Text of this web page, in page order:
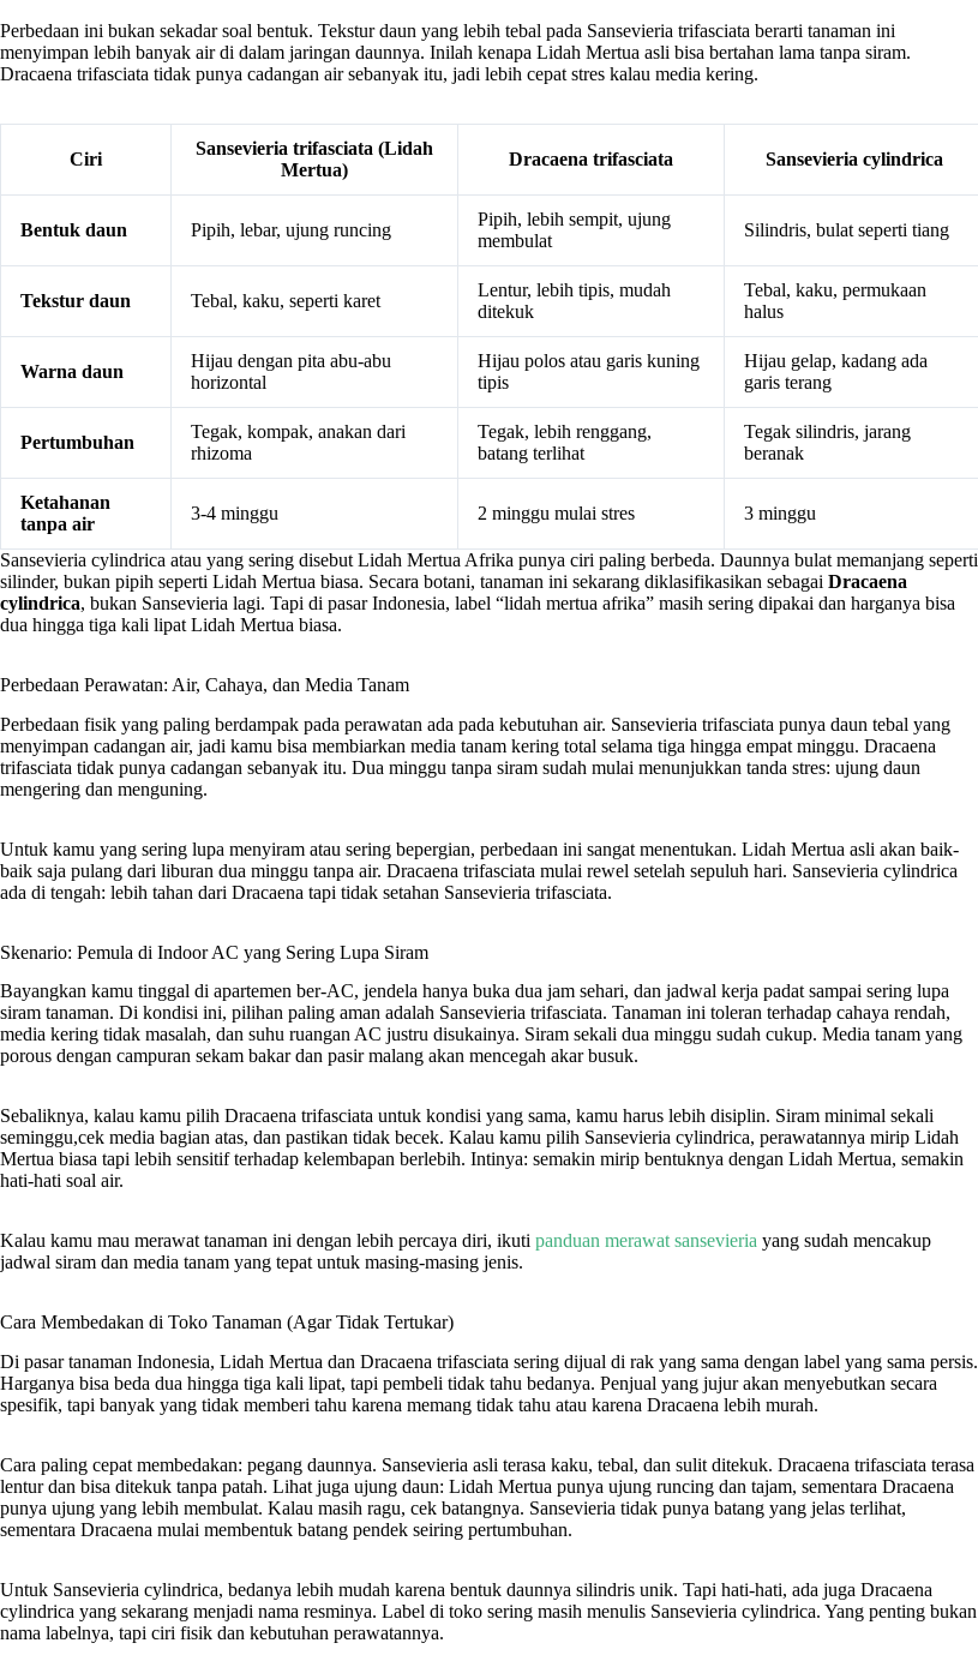
Perbedaan ini bukan sekadar soal bentuk. Tekstur daun yang lebih tebal pada Sansevieria trifasciata berarti tanaman ini
menyimpan lebih banyak air di dalam jaringan daunnya. Inilah kenapa Lidah Mertua asli bisa bertahan lama tanpa siram.
Dracaena trifasciata tidak punya cadangan air sebanyak itu, jadi lebih cepat stres kalau media kering.
Ciri
Sansevieria trifasciata (Lidah
Mertua)
Dracaena trifasciata Sansevieria cylindrica
Bentuk daun Pipih, lebar, ujung runcing
Pipih, lebih sempit, ujung
membulat
Silindris, bulat seperti tiang
Tekstur daun Tebal, kaku, seperti karet
Lentur, lebih tipis, mudah
ditekuk
Tebal, kaku, permukaan
halus
Warna daun
Hijau dengan pita abu-abu
horizontal
Hijau polos atau garis kuning
tipis
Hijau gelap, kadang ada
garis terang
Pertumbuhan
Tegak, kompak, anakan dari
rhizoma
Tegak, lebih renggang,
batang terlihat
Tegak silindris, jarang
beranak
Ketahanan
tanpa air
3-4 minggu 2 minggu mulai stres 3 minggu
Sansevieria cylindrica atau yang sering disebut Lidah Mertua Afrika punya ciri paling berbeda. Daunnya bulat memanjang seperti
silinder, bukan pipih seperti Lidah Mertua biasa. Secara botani, tanaman ini sekarang diklasifikasikan sebagai Dracaena
cylindrica, bukan Sansevieria lagi. Tapi di pasar Indonesia, label “lidah mertua afrika” masih sering dipakai dan harganya bisa
dua hingga tiga kali lipat Lidah Mertua biasa.
Perbedaan Perawatan: Air, Cahaya, dan Media Tanam
Perbedaan fisik yang paling berdampak pada perawatan ada pada kebutuhan air. Sansevieria trifasciata punya daun tebal yang
menyimpan cadangan air, jadi kamu bisa membiarkan media tanam kering total selama tiga hingga empat minggu. Dracaena
trifasciata tidak punya cadangan sebanyak itu. Dua minggu tanpa siram sudah mulai menunjukkan tanda stres: ujung daun
mengering dan menguning.
Untuk kamu yang sering lupa menyiram atau sering bepergian, perbedaan ini sangat menentukan. Lidah Mertua asli akan baik-
baik saja pulang dari liburan dua minggu tanpa air. Dracaena trifasciata mulai rewel setelah sepuluh hari. Sansevieria cylindrica
ada di tengah: lebih tahan dari Dracaena tapi tidak setahan Sansevieria trifasciata.
Skenario: Pemula di Indoor AC yang Sering Lupa Siram
Bayangkan kamu tinggal di apartemen ber-AC, jendela hanya buka dua jam sehari, dan jadwal kerja padat sampai sering lupa
siram tanaman. Di kondisi ini, pilihan paling aman adalah Sansevieria trifasciata. Tanaman ini toleran terhadap cahaya rendah,
media kering tidak masalah, dan suhu ruangan AC justru disukainya. Siram sekali dua minggu sudah cukup. Media tanam yang
porous dengan campuran sekam bakar dan pasir malang akan mencegah akar busuk.
Sebaliknya, kalau kamu pilih Dracaena trifasciata untuk kondisi yang sama, kamu harus lebih disiplin. Siram minimal sekali
seminggu,cek media bagian atas, dan pastikan tidak becek. Kalau kamu pilih Sansevieria cylindrica, perawatannya mirip Lidah
Mertua biasa tapi lebih sensitif terhadap kelembapan berlebih. Intinya: semakin mirip bentuknya dengan Lidah Mertua, semakin
hati-hati soal air.
Kalau kamu mau merawat tanaman ini dengan lebih percaya diri, ikuti panduan merawat sansevieria yang sudah mencakup
jadwal siram dan media tanam yang tepat untuk masing-masing jenis.
Cara Membedakan di Toko Tanaman (Agar Tidak Tertukar)
Di pasar tanaman Indonesia, Lidah Mertua dan Dracaena trifasciata sering dijual di rak yang sama dengan label yang sama persis.
Harganya bisa beda dua hingga tiga kali lipat, tapi pembeli tidak tahu bedanya. Penjual yang jujur akan menyebutkan secara
spesifik, tapi banyak yang tidak memberi tahu karena memang tidak tahu atau karena Dracaena lebih murah.
Cara paling cepat membedakan: pegang daunnya. Sansevieria asli terasa kaku, tebal, dan sulit ditekuk. Dracaena trifasciata terasa
lentur dan bisa ditekuk tanpa patah. Lihat juga ujung daun: Lidah Mertua punya ujung runcing dan tajam, sementara Dracaena
punya ujung yang lebih membulat. Kalau masih ragu, cek batangnya. Sansevieria tidak punya batang yang jelas terlihat,
sementara Dracaena mulai membentuk batang pendek seiring pertumbuhan.
Untuk Sansevieria cylindrica, bedanya lebih mudah karena bentuk daunnya silindris unik. Tapi hati-hati, ada juga Dracaena
cylindrica yang sekarang menjadi nama resminya. Label di toko sering masih menulis Sansevieria cylindrica. Yang penting bukan
nama labelnya, tapi ciri fisik dan kebutuhan perawatannya.